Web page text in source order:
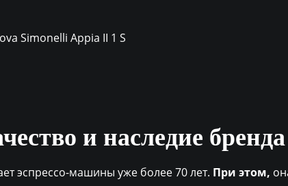
и наследие бренда
эспрессо-машины уже более 70 лет. При этом,